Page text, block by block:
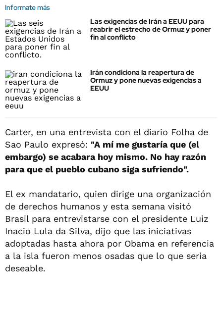
Informate más
Las exigencias de Irán a EEUU para
reabrir el estrecho de Ormuz y poner
fin al conflicto
Irán condiciona la reapertura de
Ormuz y pone nuevas exigencias a
EEUU
Carter, en una entrevista con el diario Folha de
Sao Paulo expresó: "A mí me gustaría que (el
embargo) se acabara hoy mismo. No hay razón
para que el pueblo cubano siga sufriendo".
El ex mandatario, quien dirige una organización
de derechos humanos y esta semana visitó
Brasil para entrevistarse con el presidente Luiz
Inacio Lula da Silva, dijo que las iniciativas
adoptadas hasta ahora por Obama en referencia
a la isla fueron menos osadas que lo que sería
deseable.